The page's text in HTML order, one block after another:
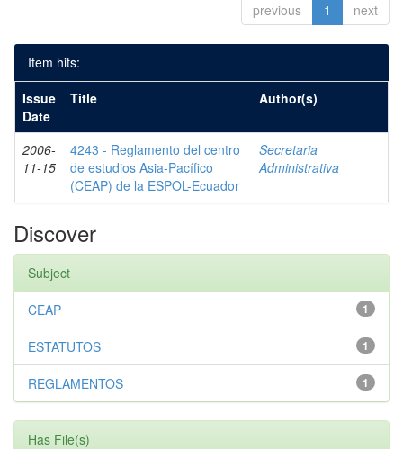
previous 1 next
Item hits:
Issue
Date
Title Author(s)
2006-
11-15
4243 - Reglamento del centro
de estudios Asia-Pacífico
(CEAP) de la ESPOL-Ecuador
Secretaria
Administrativa
Discover
Subject
1
CEAP
1
ESTATUTOS
1
REGLAMENTOS
Has File(s)